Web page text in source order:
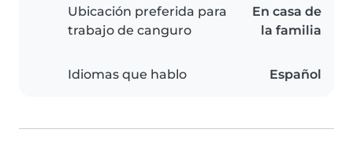
Ubicación preferida para
trabajo de canguro
En casa de
la familia
Idiomas que hablo Español